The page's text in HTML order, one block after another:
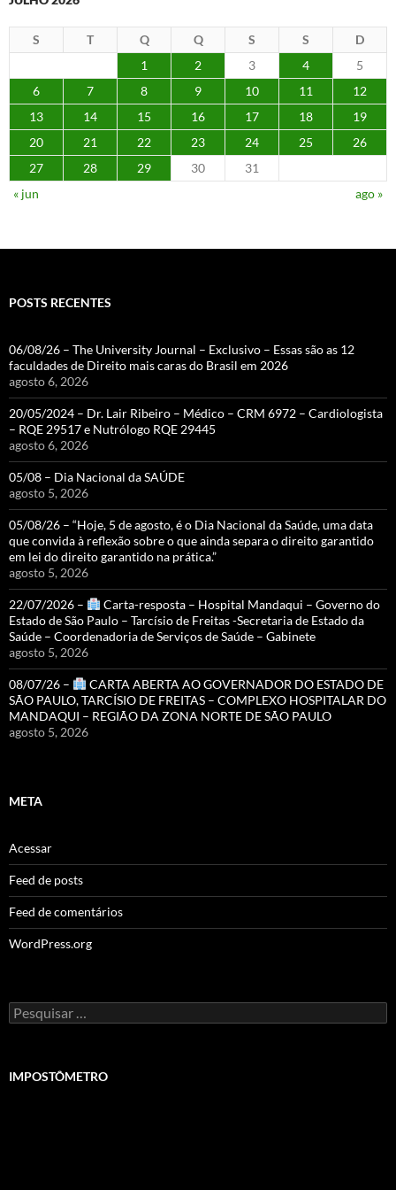
S T Q Q S S
D
1
2 3 4
5
6
7 8 9 10 11
12
13
14 15 16 17 18
19
20
21 22 23 24 25
26
27
28 29 30
31
« jun
ago »
POSTS RECENTES
06/08/26 – The University Journal – Exclusivo – Essas são as 12
faculdades de Direito mais caras do Brasil em 2026
agosto 6, 2026
20/05/2024 – Dr. Lair Ribeiro – Médico – CRM 6972 – Cardiologista
– RQE 29517 e Nutrólogo RQE 29445
agosto 6, 2026
05/08 – Dia Nacional da SAÚDE
agosto 5, 2026
05/08/26 – “Hoje, 5 de agosto, é o Dia Nacional da Saúde, uma data
que convida à reflexão sobre o que ainda separa o direito garantido
em lei do direito garantido na prática.”
agosto 5, 2026
22/07/2026 –
Carta-resposta – Hospital Mandaqui – Governo do
Estado de São Paulo – Tarcísio de Freitas -Secretaria de Estado da
Saúde – Coordenadoria de Serviços de Saúde – Gabinete
agosto 5, 2026
08/07/26 –
CARTA ABERTA AO GOVERNADOR DO ESTADO DE
SÃO PAULO, TARCÍSIO DE FREITAS – COMPLEXO HOSPITALAR DO
MANDAQUI – REGIÃO DA ZONA NORTE DE SÃO PAULO
agosto 5, 2026
META
Acessar
Feed de posts
Feed de comentários
WordPress.org
Pesquisar
por:
IMPOSTÔMETRO